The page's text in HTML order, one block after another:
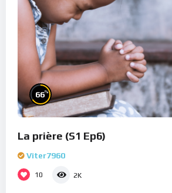
66%
La prière (S1 Ep6)
Viter7960
10 2K